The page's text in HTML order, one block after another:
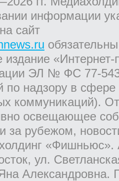
информации
сайт
издание
ЭЛ № ФС 77-
по надзору в
коммуникаций).
освещающее
за рубежом,
«Фишньюс».
ул.
Александровна.